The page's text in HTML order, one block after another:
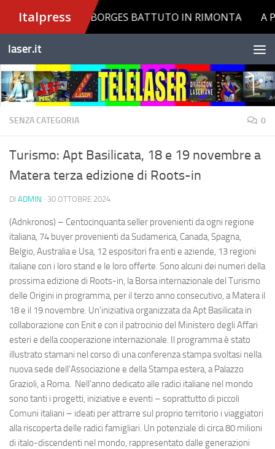
Salta al contenuto
laser.it
SENZA CATEGORIA 0
Turismo: Apt Basilicata, 18 e 19 novembre a
Matera terza edizione di Roots-in
DI ADMIN · 30 OTTOBRE 2024
(Adnkronos) – Centocinquanta seller provenienti da ogni regione
italiana, 74 buyer provenienti da Sudamerica, Canada, Spagna,
Belgio, Australia e Usa, 12 espositori fra enti e aziende, 13 regioni
italiane con i loro stand e le loro offerte. Sono alcuni dei numeri della
prossima edizione di Roots-in, la Borsa internazionale del Turismo
delle Origini in programma, per il terzo anno consecutivo, a Matera il
18 e il 19 novembre. Un'iniziativa organizzata da Apt Basilicata in
collaborazione con Enit e con il patrocinio del Ministero degli Affari
esteri e della cooperazione internazionale. Il programma è stato
illustrato stamani nel corso di una conferenza stampa svoltasi nella
nuova sede dell'Associazione e della Stampa estera, a Palazzo
Grazioli, a Roma. Nell’anno dedicato alle radici italiane nel mondo
sono tanti i progetti, iniziative e eventi – soprattutto di piccoli
Comuni italiani – ideati per attrarre sul proprio territorio i viaggiatori
alla riscoperta delle radici famigliari. Un potenziale di circa 80 milioni
di italo-discendenti nel mondo, rappresentato dalle generazioni